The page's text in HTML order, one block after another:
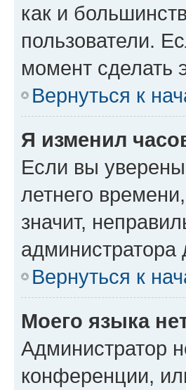
как и
пользователи.
момент сделать
Вернуться к
Я изменил
Если вы
летнего
значит,
Вернуться к
Моего языка
Администратор
конференции,